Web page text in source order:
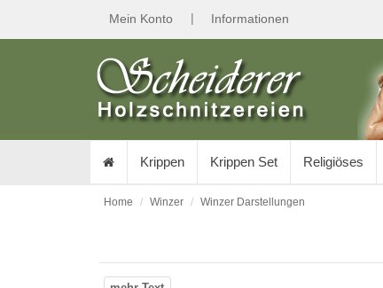
Mein Konto | Informationen
Krippen Krippen Set Religiöses
Home Winzer Winzer Darstellungen